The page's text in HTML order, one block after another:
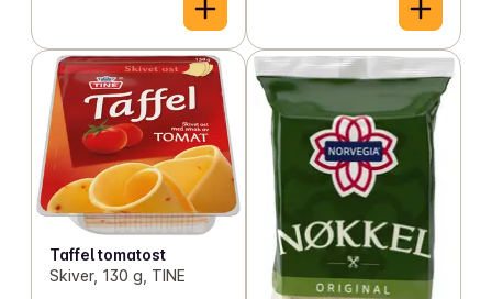
Taffel tomatost
Skiver, 130 g, TINE